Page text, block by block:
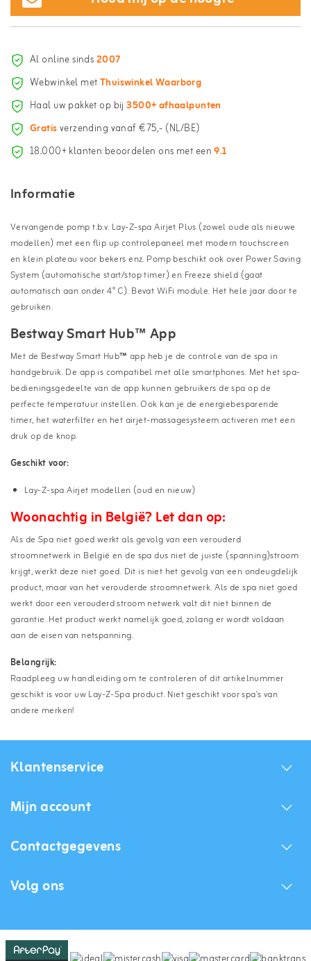
Al online sinds2007
Webwinkel metThuiswinkel Waarborg
Haal uw pakket op bij3500+ afhaalpunten
Gratisverzending vanaf €75,- (NL/BE)
18.000+ klanten beoordelen ons met een9.1
Informatie
Vervangende pomp t.b.v. Lay-Z-spa Airjet Plus (zowel oude als nieuwe
modellen) met een flip up controlepaneel met modern touchscreen
en klein plateau voor bekers enz. Pomp beschikt ook over Power Saving
System (automatische start/stop timer) en Freeze shield (gaat
automatisch aan onder 4° C). Bevat WiFi module. Het hele jaar door te
gebruiken.
Bestway Smart Hub™ App
Met de Bestway Smart Hub™ app heb je de controle van de spa in
handgebruik. De app is compatibel met alle smartphones. Met het spa-
bedieningsgedeelte van de app kunnen gebruikers de spa op de
perfecte temperatuur instellen. Ook kan je de energiebesparende
timer, het waterfilter en het airjet-massagesysteem activeren met een
druk op de knop.
Geschikt voor:
Lay-Z-spa Airjet modellen (oud en nieuw)
Woonachtig in België? Let dan op:
Als de Spa niet goed werkt als gevolg van een verouderd
stroomnetwerk in België en de spa dus niet de juiste (spanning)stroom
krijgt, werkt deze niet goed. Dit is niet het gevolg van een ondeugdelijk
product, maar van het verouderde stroomnetwerk. Als de spa niet goed
werkt door een verouderd stroom netwerk valt dit niet binnen de
garantie. Het product werkt namelijk goed, zolang er wordt voldaan
aan de eisen van netspanning.
Belangrijk:
Raadpleeg uw handleiding om te controleren of dit artikelnummer
geschikt is voor uw Lay-Z-Spa product. Niet geschikt voor spa's van
andere merken!
Klantenservice
Mijn account
Contactgegevens
Volg ons